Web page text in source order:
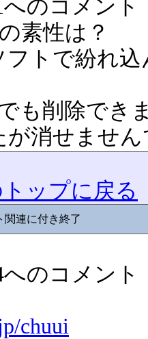
のコメント
素性は？
フトで紛れ
も削除でき
が消せませ
ップに戻る
関連に付き終了
のコメント
chuui